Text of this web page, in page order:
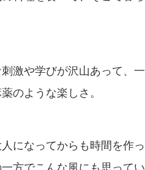
激や学びが沢山あって、一
のような楽しさ。
になってからも時間を作っ
方でこんな風にも思ってい